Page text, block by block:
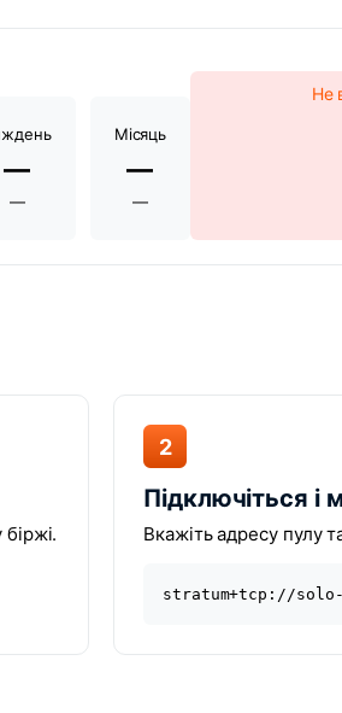
—
—
Місяць
—
—
Не
2
Підключіться і
Вкажіть адресу пулу
stratum+tcp://solo-